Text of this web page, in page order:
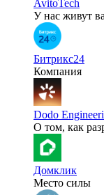
AvitoTech
У нас живут
Битрикс24
Компания
Dodo
О том, как
Домклик
Место силы